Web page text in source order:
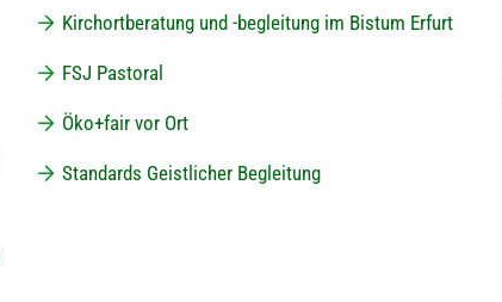
Kirchortberatung und -begleitung im Bistum Erfurt
FSJ Pastoral
Öko+fair vor Ort
Standards Geistlicher Begleitung